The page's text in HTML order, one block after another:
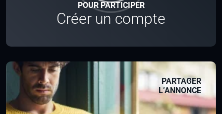
POUR PARTICIPER
Créer un compte
PARTAGER
L’ANNONCE